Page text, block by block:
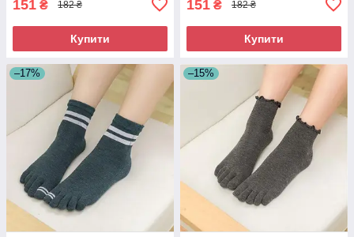
151 ₴ 182 ₴
Купити
151 ₴ 182 ₴
Купити
–17% –15%